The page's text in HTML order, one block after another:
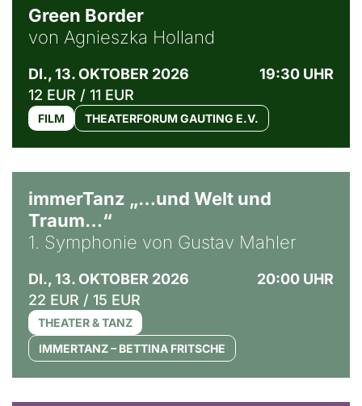
Green Border
von Agnieszka Holland
DI., 13. OKTOBER 2026
19:30 UHR
12 EUR / 11 EUR
FILM THEATERFORUM GAUTING E.V.
immerTanz „…und Welt und
Traum…“
1. Symphonie von Gustav Mahler
DI., 13. OKTOBER 2026
20:00 UHR
22 EUR / 15 EUR
THEATER & TANZ
IMMERTANZ – BETTINA FRITSCHE